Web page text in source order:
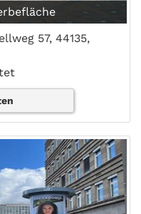
57, 44135,